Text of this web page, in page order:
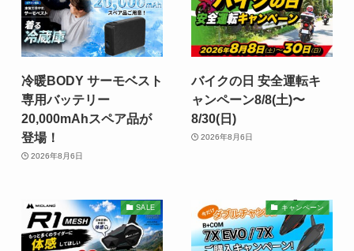
冷暖BODY サーモベスト
専用バッテリー
20,000mAhスペア品が
登場！
2026年8月6日
バイクの日 安全運転キ
ャンペーン8/8(土)〜
8/30(日)
2026年8月6日
SALE キャンペーン